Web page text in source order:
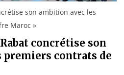
son ambition avec les
Maroc »
concrétise son
premiers contrats de